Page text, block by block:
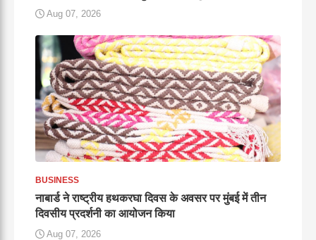
Aug 07, 2026
BUSINESS
नाबार्ड ने राष्ट्रीय हथकरघा दिवस के अवसर पर मुंबई में तीन
दिवसीय प्रदर्शनी का आयोजन किया
Aug 07, 2026